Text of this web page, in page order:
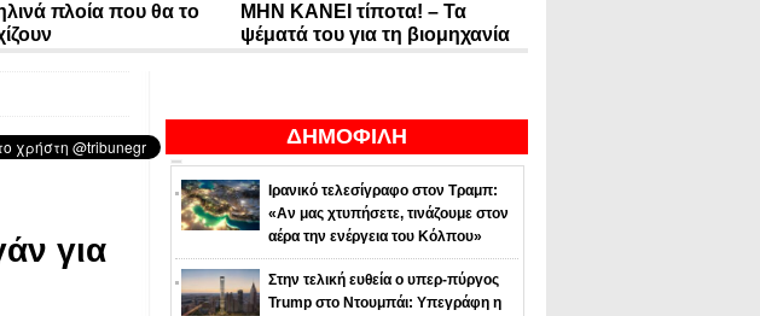
πλοία που θα το
ΜΗΝ ΚΑΝΕΙ τίποτα! – Τα
ψέματά του για τη βιομηχανία
ΔΗΜΟΦΙΛΗ
Ιρανικό τελεσίγραφο στον Τραμπ:
«Αν μας χτυπήσετε, τινάζουμε στον
αέρα την ενέργεια του Κόλπου»
Στην τελική ευθεία ο υπερ-πύργος
Trump στο Ντουμπάι: Υπεγράφη η
για